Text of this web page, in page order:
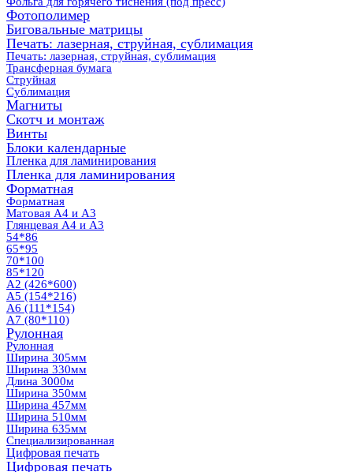
Фотополимер
Биговальные матрицы
Печать: лазерная, струйная, сублимация
Печать: лазерная, струйная, сублимация
Трансферная бумага
Струйная
Сублимация
Магниты
Скотч и монтаж
Винты
Блоки календарные
Пленка для ламинирования
Пленка для ламинирования
Форматная
Форматная
Матовая А4 и А3
Глянцевая А4 и А3
54*86
65*95
70*100
85*120
А2 (426*600)
А5 (154*216)
А6 (111*154)
А7 (80*110)
Рулонная
Рулонная
Ширина 305мм
Ширина 330мм
Длина 3000м
Ширина 350мм
Ширина 457мм
Ширина 510мм
Ширина 635мм
Специализированная
Цифровая печать
Цифровая печать